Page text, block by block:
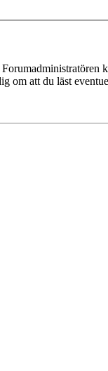
om att du läst